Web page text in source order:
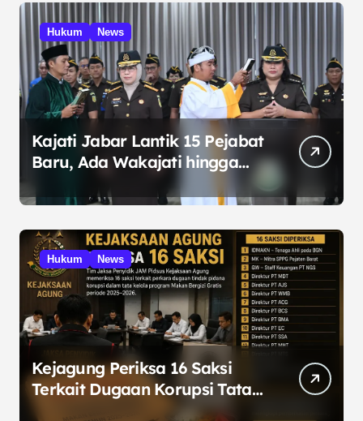
Hukum News
Kajati Jabar Lantik 15 Pejabat
Baru, Ada Wakajati hingga
Hukum News
Kejagung Periksa 16 Saksi
Terkait Dugaan Korupsi Tata
Kelola Program MBG